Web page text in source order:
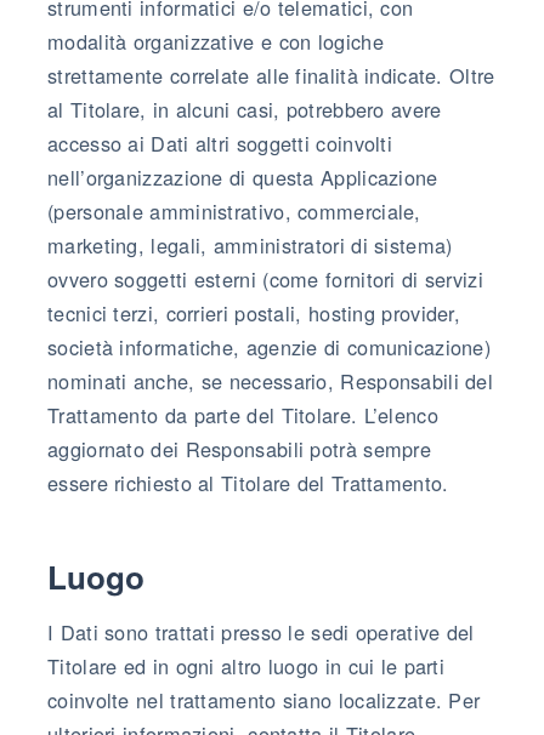
strumenti informatici e/o telematici, con
modalità organizzative e con logiche
strettamente correlate alle finalità indicate. Oltre
al Titolare, in alcuni casi, potrebbero avere
accesso ai Dati altri soggetti coinvolti
nell’organizzazione di questa Applicazione
(personale amministrativo, commerciale,
marketing, legali, amministratori di sistema)
ovvero soggetti esterni (come fornitori di servizi
tecnici terzi, corrieri postali, hosting provider,
società informatiche, agenzie di comunicazione)
nominati anche, se necessario, Responsabili del
Trattamento da parte del Titolare. L’elenco
aggiornato dei Responsabili potrà sempre
essere richiesto al Titolare del Trattamento.
Luogo
I Dati sono trattati presso le sedi operative del
Titolare ed in ogni altro luogo in cui le parti
coinvolte nel trattamento siano localizzate. Per